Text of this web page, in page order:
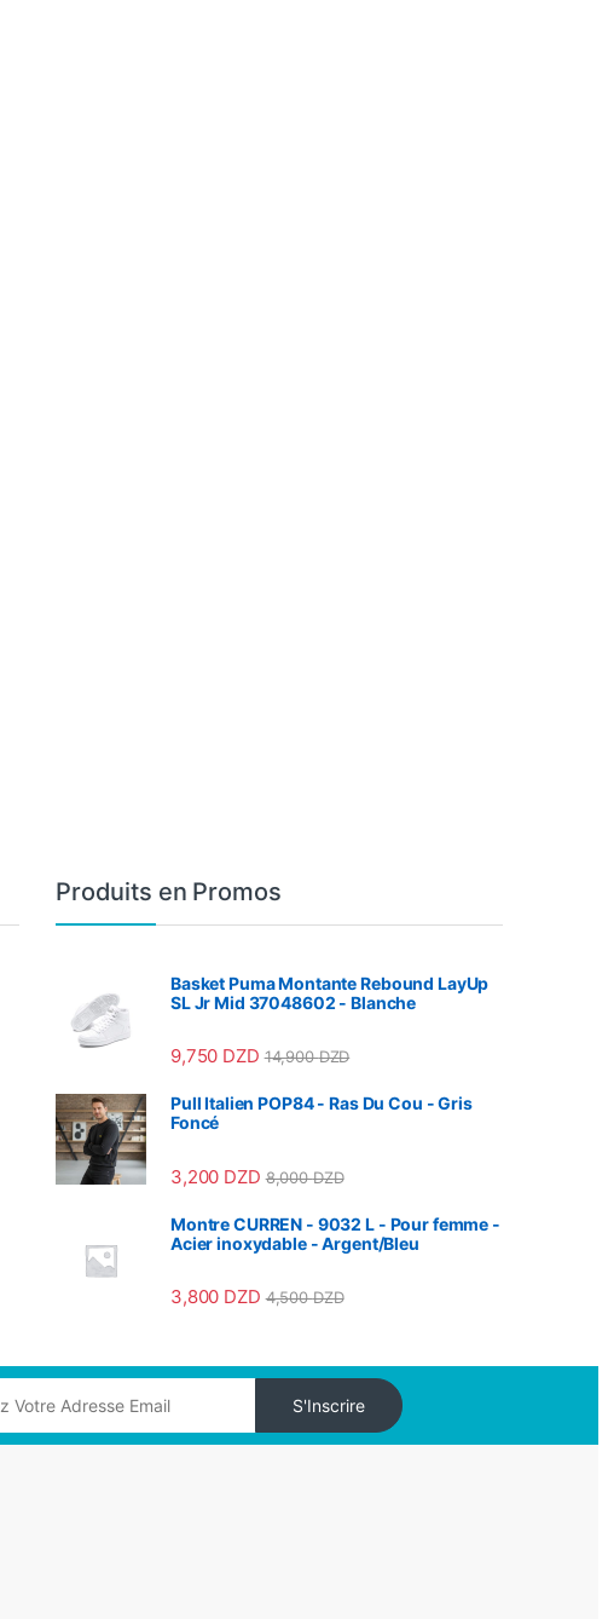
Produits en Promos
Basket Puma Montante Rebound LayUp
SL Jr Mid 37048602 - Blanche
9,750 DZD 14,900DZD
Pull Italien POP84 - Ras Du Cou - Gris
Foncé
3,200 DZD 8,000DZD
Montre CURREN - 9032 L - Pour femme -
Acier inoxydable - Argent/Bleu
3,800 DZD 4,500DZD
S'Inscrire